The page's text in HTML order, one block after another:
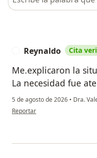
Reynaldo Cita
Me.explicaron la
La necesidad fue
5 de agosto de 2026 • Dra.
en opinión del usuario Reynaldo
Reportar